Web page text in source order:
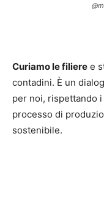
Curiamo le filiere e
contadini. È un
per noi, rispettando
processo di
sostenibile.